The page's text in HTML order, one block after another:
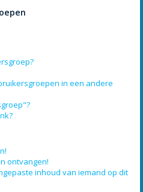
in een andere
ontvangen!
inhoud van iemand op dit